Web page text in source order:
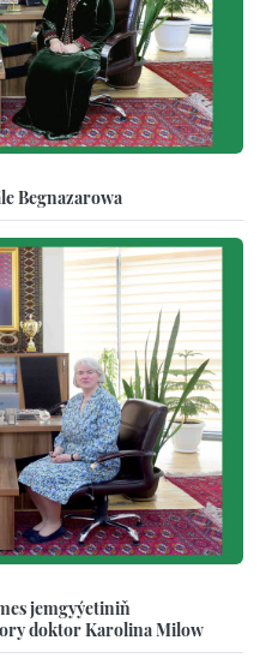
Begnazarowa
jemgyýetiniň
doktor Karolina Milow